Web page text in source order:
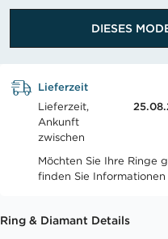
DIESES
Lieferzeit
Lieferzeit,
Ankunft
zwischen
Möchten Sie Ihre Ringe
finden Sie Informationen
Ring & Diamant Details